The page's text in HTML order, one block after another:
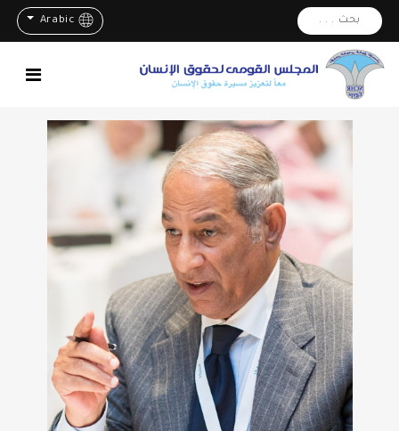
بحث . . . Arabic